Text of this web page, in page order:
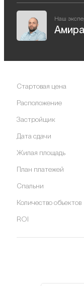
Наш
Стартовая цена
Расположение
Застройщик
Дата сдачи
Жилая площадь
План платежей
Спальни
Количество объектов
ROI